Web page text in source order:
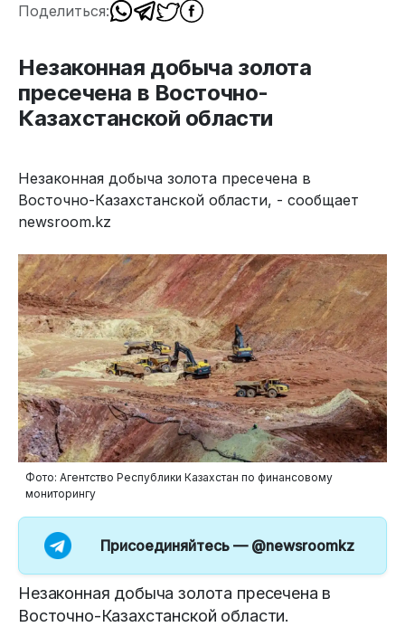
Поделиться:
Незаконная добыча золота
пресечена в Восточно-
Казахстанской области
Незаконная добыча золота пресечена в
Восточно-Казахстанской области, - сообщает
newsroom.kz
Фото: Агентство Республики Казахстан по финансовому
мониторингу
Присоединяйтесь — @newsroomkz
Незаконная добыча золота пресечена в
Восточно-Казахстанской области.